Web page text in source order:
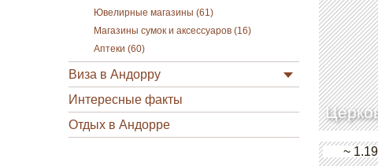
Ювелирные магазины (61)
Магазины сумок и аксессуаров (16)
Аптеки (60)
Виза в Андорру
Интересные факты
Отдых в Андорре
~